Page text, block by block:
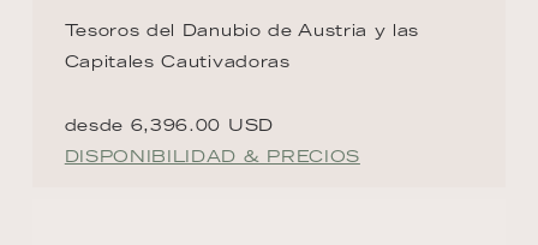
Tesoros del Danubio de Austria y las
Capitales Cautivadoras
desde 6,396.00 USD
DISPONIBILIDAD & PRECIOS